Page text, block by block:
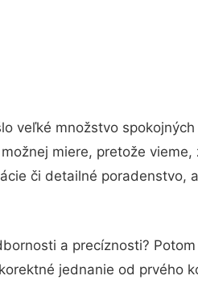
veľké množstvo
miere, pretože
či detailné poradenstvo,
a precíznosti?
jednanie od prvého